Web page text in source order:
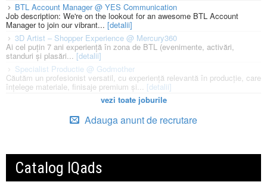
BTL Account Manager @ YES Communication
Job description: We're on the lookout for an awesome BTL Account
Manager to join our vibrant... [detalii]
3D Artist – Shopper Experience @ Mercury360
Ai cel puțin 7 ani experiență în zona de BTL (evenimente, activări,
standuri și plasări...[detalii]
Specialist Productie @ Godmother
Căutăm un profesionist versatil, cu experiență relevantă în producție, care
înțelege materiale, finisaje premium și... [detalii]
vezi toate joburile
Adauga anunt de recrutare
Catalog IQads